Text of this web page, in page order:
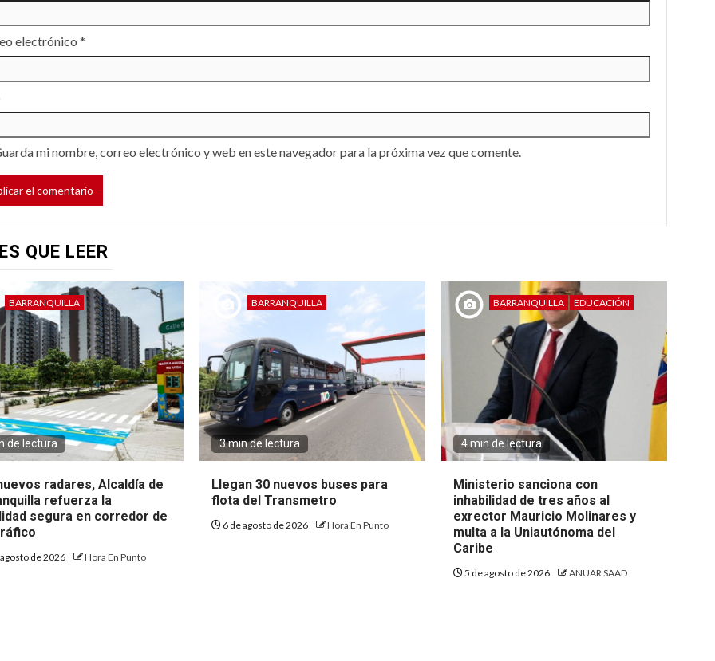
electrónico*
mi nombre, correo electrónico y web en este navegador para la próxima vez que comente.
QUE LEER
BARRANQUILLA
de lectura
radares, Alcaldía de
refuerza la
segura en corredor de
de 2026 Hora En Punto
BARRANQUILLA
3 min de lectura
Llegan 30 nuevos buses para
flota del Transmetro
6 de agosto de 2026 Hora En Punto
BARRANQUILLA EDUCACIÓN
4 min de lectura
Ministerio sanciona con
inhabilidad de tres años al
exrector Mauricio Molinares y
multa a la Uniautónoma del
Caribe
5 de agosto de 2026 ANUAR SAAD